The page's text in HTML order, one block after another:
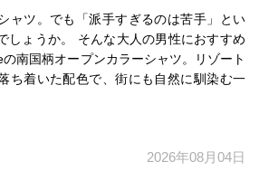
ャツ。でも「派手すぎるのは苦手」とい
しょうか。 そんな大人の男性におすすめ
南国柄オープンカラーシャツ。リゾート
ち着いた配色で、街にも自然に馴染む一
2026年08月04日